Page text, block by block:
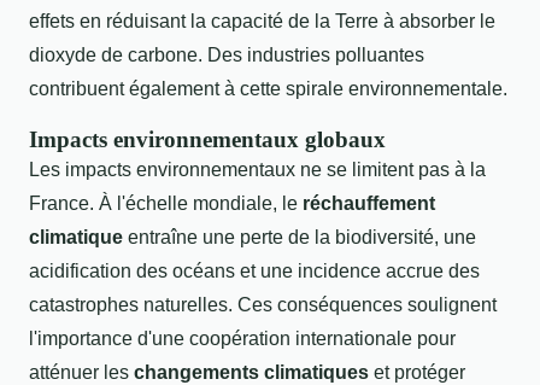
effets en réduisant la capacité de la Terre à absorber le
dioxyde de carbone. Des industries polluantes
contribuent également à cette spirale environnementale.
Impacts environnementaux globaux
Les impacts environnementaux ne se limitent pas à la
France. À l'échelle mondiale, le réchauffement
climatique entraîne une perte de la biodiversité, une
acidification des océans et une incidence accrue des
catastrophes naturelles. Ces conséquences soulignent
l'importance d'une coopération internationale pour
atténuer les changements climatiques et protéger